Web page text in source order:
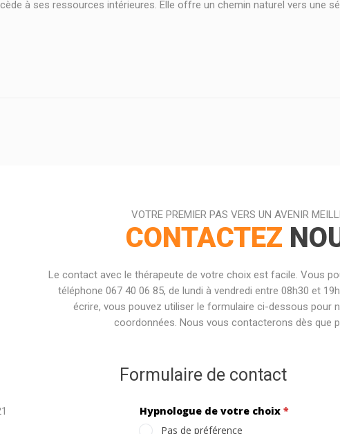
à ses ressources intérieures. Elle offre un chemin naturel vers une
VOTRE PREMIER PAS VERS UN AVENIR
CONTACTEZ
Le contact avec le thérapeute de votre choix est facile. Vous
téléphone 067 40 06 85, de lundi à vendredi entre 08h30 et
écrire, vous pouvez utiliser le formulaire ci-dessous pour
coordonnées. Nous vous contacterons dès que
Formulaire de contact